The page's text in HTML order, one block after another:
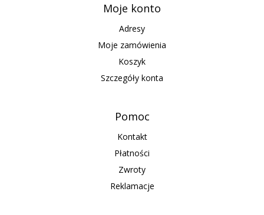
Moje konto
Adresy
Moje zamówienia
Koszyk
Szczegóły konta
Pomoc
Kontakt
Płatności
Zwroty
Reklamacje